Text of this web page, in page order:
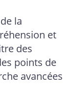
la
et
des
points de
avancées